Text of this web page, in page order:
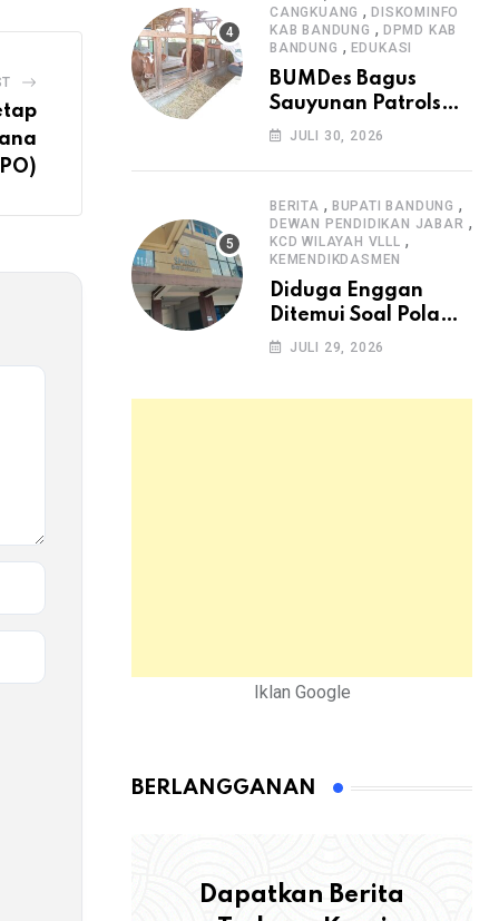
CANGKUANG ,DISKOMINFO
KAB BANDUNG , DPMD KAB
BANDUNG , EDUKASI
BUMDes Bagus
Sauyunan Patrolsari
Alokasikan 20
untuk Ketahanan
Pangan Hewani dan
Nabati
JULI 30, 2026
BERITA , BUPATI BANDUNG ,
DEWAN PENDIDIKAN JABAR ,
KCD WILAYAH VLLL ,
KEMENDIKDASMEN
Diduga Enggan
Ditemui Soal Pola
SPMB, Kepsek SMAN
JULI 29, 2026
Iklan Google
BERLANGGANAN
Dapatkan Berita